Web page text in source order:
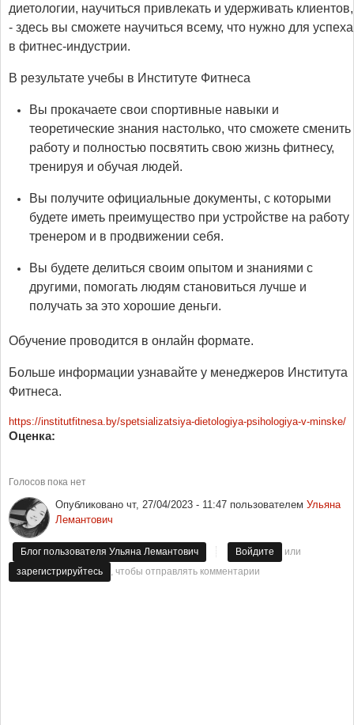
диетологии, научиться привлекать и удерживать клиентов,
- здесь вы сможете научиться всему, что нужно для успеха
в фитнес-индустрии.
В результате учебы в Институте Фитнеса
Вы прокачаете свои спортивные навыки и
теоретические знания настолько, что сможете сменить
работу и полностью посвятить свою жизнь фитнесу,
тренируя и обучая людей.
Вы получите официальные документы, с которыми
будете иметь преимущество при устройстве на работу
тренером и в продвижении себя.
Вы будете делиться своим опытом и знаниями с
другими, помогать людям становиться лучше и
получать за это хорошие деньги.
Обучение проводится в онлайн формате.
Больше информации узнавайте у менеджеров Института
Фитнеса.
https://institutfitnesa.by/spetsializatsiya-dietologiya-psihologiya-v-minske/
Оценка:
Голосов пока нет
Опубликовано чт, 27/04/2023 - 11:47пользователем Ульяна
Лемантович
Блог пользователя Ульяна Лемантович Войдите
или
зарегистрируйтесь
, чтобы отправлять комментарии